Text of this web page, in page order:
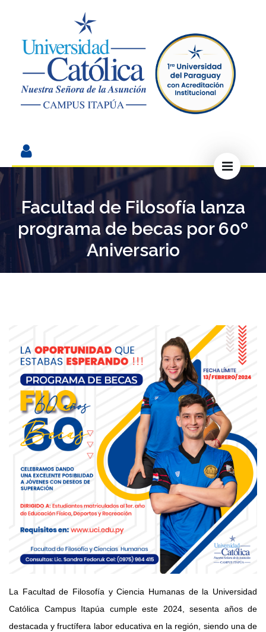
Facultad de Filosofía lanza
programa de becas por 60º
Aniversario
La Facultad de Filosofía y Ciencia Humanas de la Universidad
Católica Campus Itapúa cumple este 2024, sesenta años de
destacada y fructífera labor educativa en la región, siendo una de